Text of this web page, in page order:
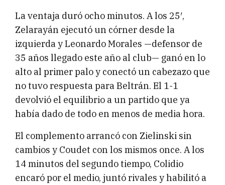
La ventaja duró ocho minutos. A los 25′,
Zelarayán ejecutó un córner desde la
izquierda y Leonardo Morales —defensor de
35 años llegado este año al club— ganó en lo
alto al primer palo y conectó un cabezazo que
no tuvo respuesta para Beltrán. El 1-1
devolvió el equilibrio a un partido que ya
había dado de todo en menos de media hora.
El complemento arrancó con Zielinski sin
cambios y Coudet con los mismos once. A los
14 minutos del segundo tiempo, Colidio
encaró por el medio, juntó rivales y habilitó a